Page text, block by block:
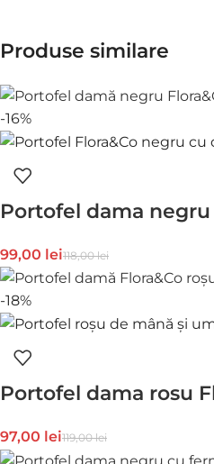
Produse similare
-16%
Portofel dama
118,00lei
99,00 lei
-18%
Portofel dama rosu
119,00lei
97,00 lei